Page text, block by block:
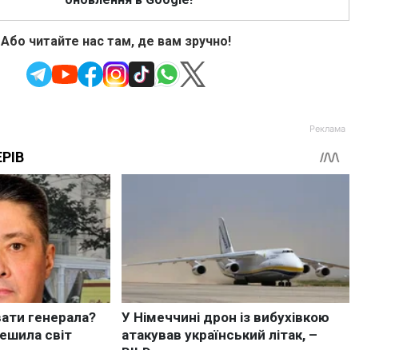
Або читайте нас там, де вам зручно!